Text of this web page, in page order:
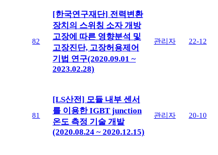
82
[한국연구재단] 전력변환
장치의 스위칭 소자 개방
고장에 따른 영향분석 및
고장진단, 고장허용제어
기법 연구(2020.09.01 ~
2023.02.28)
관리자 22-12
81
[LS산전] 모듈 내부 센서
를 이용한 IGBT junction
온도 측정 기술 개발
(2020.08.24 ~ 2020.12.15)
관리자 20-10